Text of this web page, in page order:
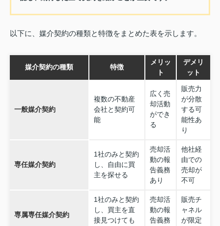
以下に、媒介契約の種類と特徴をまとめた表を示します。
媒介契約の種類 特徴
メリッ
ト
デメリ
ット
一般媒介契約
複数の不動産
会社と契約可
能
広く売
却活動
ができ
る
販売力
が分散
する可
能性あ
り
専任媒介契約
1社のみと契約
し、自由に買
主を探せる
売却活
動の報
告義務
あり
他社経
由での
売却が
不可
専属専任媒介契約
1社のみと契約
し、買主を直
接見つけても
売却活
動の報
告義務
販売チ
ャネル
が限定